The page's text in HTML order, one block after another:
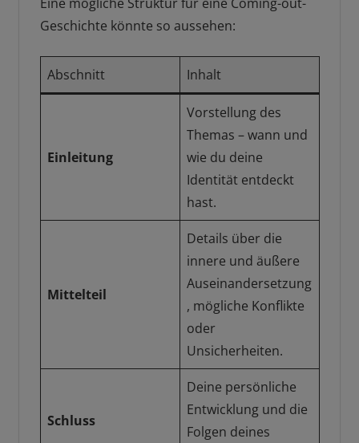
Geschichte könnte so aussehen:
Abschnitt Inhalt
Einleitung
Vorstellung des
Themas – wann und
wie du deine
Identität entdeckt
hast.
Mittelteil
Details über die
innere und äußere
Auseinandersetzung
, mögliche Konflikte
oder
Unsicherheiten.
Schluss
Deine persönliche
Entwicklung und die
Folgen deines